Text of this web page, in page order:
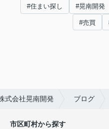
#住まい探し #晃南開発
#売買
式会社晃南開発 ブログ
市区町村から探す